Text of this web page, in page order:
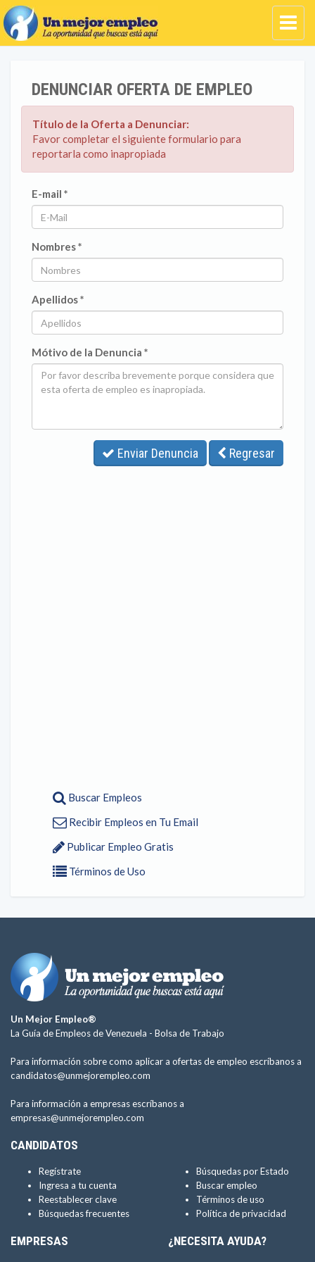
DENUNCIAR OFERTA DE EMPLEO
Título de la Oferta a Denunciar:
Favor completar el siguiente formulario para
reportarla como inapropiada
E-mail *
Nombres *
Apellidos *
Mótivo de la Denuncia *
Enviar Denuncia Regresar
Buscar Empleos
Recibir Empleos en Tu Email
Publicar Empleo Gratis
Términos de Uso
Un Mejor Empleo®
La Guía de Empleos de Venezuela - Bolsa de Trabajo
Para información sobre como aplicar a ofertas de empleo escríbanos a
candidatos@unmejorempleo.com
Para información a empresas escríbanos a
empresas@unmejorempleo.com
CANDIDATOS
Regístrate
Ingresa a tu cuenta
Reestablecer clave
Búsquedas frecuentes
Búsquedas por Estado
Buscar empleo
Términos de uso
Política de privacidad
EMPRESAS ¿NECESITA AYUDA?